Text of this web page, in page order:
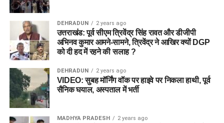
DEHRADUN 2 years ago
उत्तराखंड: पूर्व सीएम त्रिवेंद्र सिंह रावत और डीजीपी
अभिनव कुमार आमने-सामने, त्रिवेंद्र ने आखिर क्यों DGP
को दी हद में रहने की सलाह ?
DEHRADUN 2 years ago
VIDEO: सुबह मॉर्निंग वॉक पर हाइवे पर निकला हाथी, पूर्व
सैनिक घयाल, अस्पताल में भर्ती
MADHYA PRADESH 2 years ago